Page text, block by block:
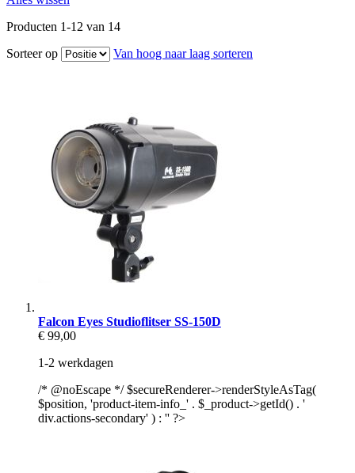
Producten 1-12 van 14
Sorteer op
Van hoog naar laag sorteren
Falcon Eyes Studioflitser SS-150D
€ 99,00
1-2 werkdagen
/* @noEscape */ $secureRenderer->renderStyleAsTag(
$position, 'product-item-info_' . $_product->getId() . '
div.actions-secondary' ) : '' ?>